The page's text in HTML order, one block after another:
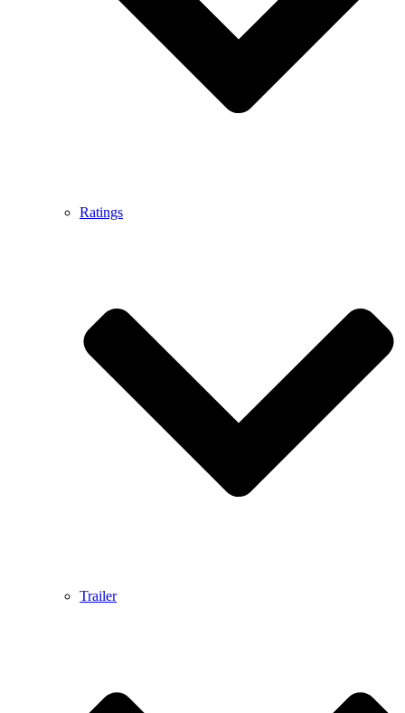
Ratings
Trailer